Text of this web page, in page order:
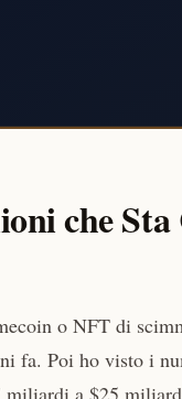
che
o NFT di
fa. Poi ho visto i
a $25